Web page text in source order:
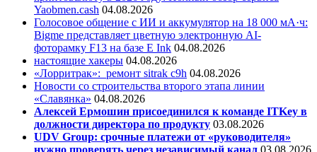
Yaobmen.cash 04.08.2026
Голосовое общение с ИИ и аккумулятор на 18 000 мА·ч:
Bigme представляет цветную электронную AI-
фоторамку F13 на базе E Ink 04.08.2026
настоящие хакеры 04.08.2026
«Лорритрак»: ремонт sitrak c9h 04.08.2026
Новости со строительства второго этапа линии
«Славянка» 04.08.2026
Алексей Ермошин присоединился к команде ITKey в
должности директора по продукту 03.08.2026
UDV Group: срочные платежи от «руководителя»
нужно проверять через независимый канал 03.08.2026